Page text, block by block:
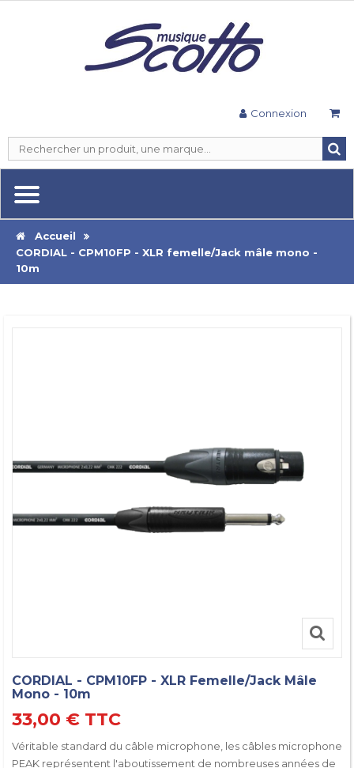
Connexion
Accueil
CORDIAL - CPM10FP - XLR femelle/Jack mâle mono -
10m
CORDIAL - CPM10FP - XLR Femelle/Jack Mâle
Mono - 10m
33,00 € TTC
Véritable standard du câble microphone, les câbles microphone
PEAK représentent l'aboutissement de nombreuses années de